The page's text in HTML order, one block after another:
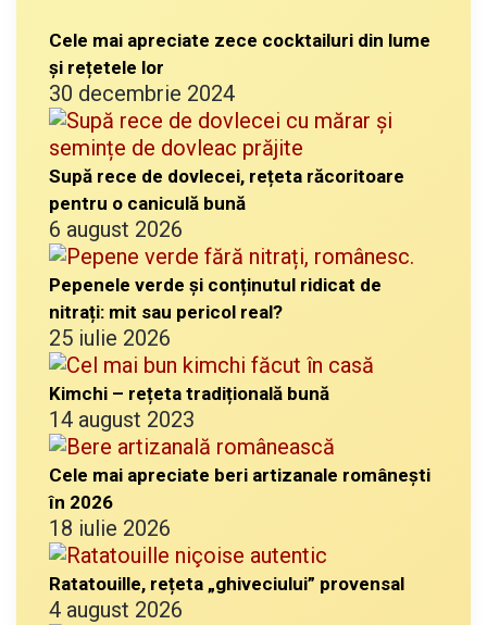
Cele mai apreciate zece cocktailuri din lume
și rețetele lor
30 decembrie 2024
Supă rece de dovlecei, rețeta răcoritoare
pentru o caniculă bună
6 august 2026
Pepenele verde și conținutul ridicat de
nitrați: mit sau pericol real?
25 iulie 2026
Kimchi – rețeta tradițională bună
14 august 2023
Cele mai apreciate beri artizanale românești
în 2026
18 iulie 2026
Ratatouille, rețeta „ghiveciului” provensal
4 august 2026